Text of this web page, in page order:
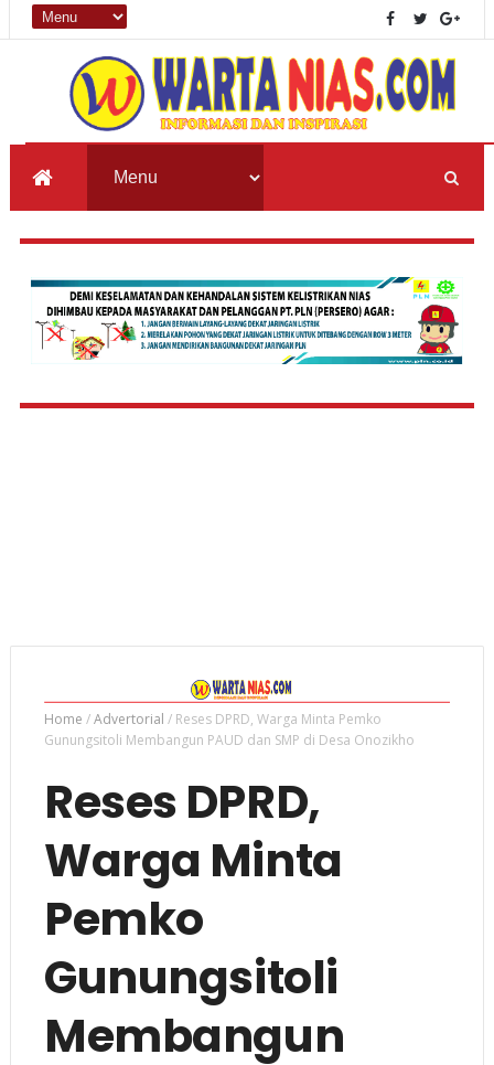
Home /Advertorial / Reses DPRD, Warga Minta Pemko
Gunungsitoli Membangun PAUD dan SMP di Desa Onozikho
Reses DPRD,
Warga Minta
Pemko
Gunungsitoli
Membangun